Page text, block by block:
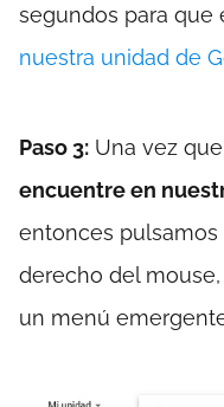
segundos para que
nuestra unidad de
Paso 3: Una vez que
encuentre en
entonces
derecho del
un menú